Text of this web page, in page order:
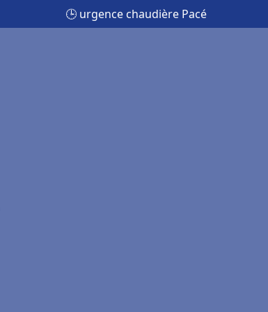
🕒 urgence chaudière Pacé